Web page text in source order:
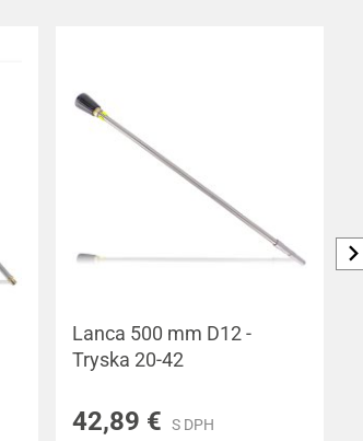
Lanca 500 mm D12 -
Tryska 20-42
42,89 € S DPH